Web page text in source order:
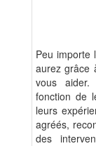
Peu importe
aurez grâce
vous aider.
fonction de
leurs
agréés,
des